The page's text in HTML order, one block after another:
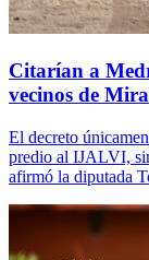
Citarían a
vecinos de
El decreto
predio al IJALVI,
afirmó la diputada